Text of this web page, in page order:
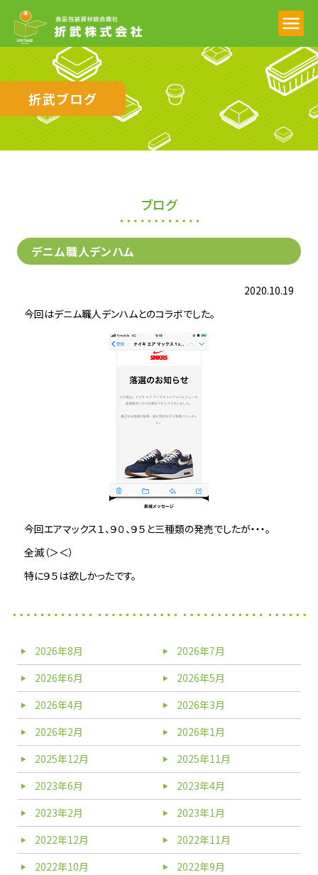
折武ブログ
ブログ
デニム職人デンハム
2020.10.19
今回はデニム職人デンハムとのコラボでした。
今回エアマックス１、９０、９５と三種類の発売でしたが・・・。
全滅（＞＜）
特に９５は欲しかったです。
2026年8月
2026年7月
2026年6月
2026年5月
2026年4月
2026年3月
2026年2月
2026年1月
2025年12月
2025年11月
2023年6月
2023年4月
2023年2月
2023年1月
2022年12月
2022年11月
2022年10月
2022年9月